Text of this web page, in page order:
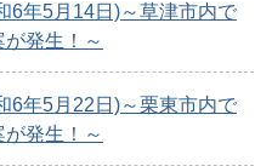
6年5月14日)～草津市内で
発生！～
6年5月22日)～栗東市内で
発生！～